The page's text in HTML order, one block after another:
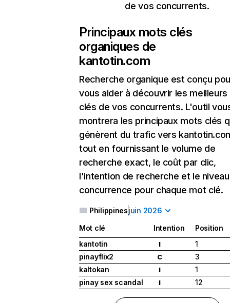
de vos concurrents.
Principaux mots clés
organiques de
kantotin.com
Recherche organique est conçu
vous aider à découvrir les
clés de vos concurrents. L'outil
montrera les principaux mots clés
génèrent du trafic vers
tout en fournissant le volume de
recherche exact, le coût par clic,
l'intention de recherche et le
concurrence pour chaque mot clé.
Philippinesjuin 2026
Mot clé Intention
Position
kantotin
I
1
pinayflix2
C
3
kaltokan
I
1
pinay sex scandal
I 12